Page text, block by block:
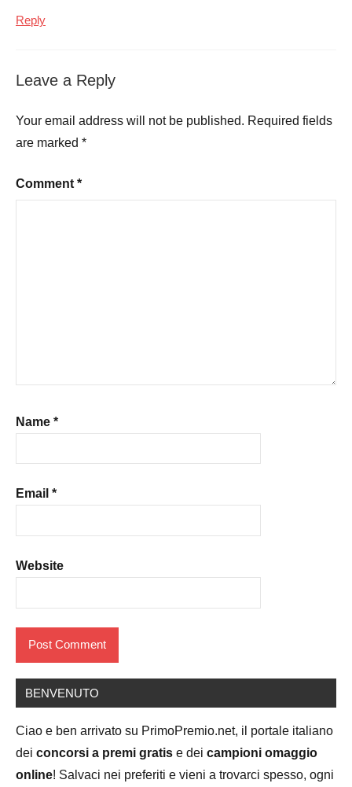
Reply
Leave a Reply
Your email address will not be published. Required fields
are marked *
Comment *
Name *
Email *
Website
BENVENUTO
Ciao e ben arrivato su PrimoPremio.net, il portale italiano
dei concorsi a premi gratis e dei campioni omaggio
online! Salvaci nei preferiti e vieni a trovarci spesso, ogni